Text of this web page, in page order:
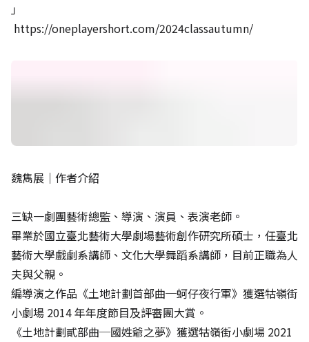
」
https://oneplayershort.com/2024classautumn/
魏雋展｜作者介紹
三缺一劇團藝術總監、導演、演員、表演老師。
畢業於國立臺北藝術大學劇場藝術創作研究所碩士，任臺北
藝術大學戲劇系講師、文化大學舞蹈系講師，目前正職為人
夫與父親。
編導演之作品《土地計劃首部曲─蚵仔夜行軍》獲選牯嶺街
小劇場 2014 年年度節目及評審團大賞。
《土地計劃貳部曲─國姓爺之夢》獲選牯嶺街小劇場 2021